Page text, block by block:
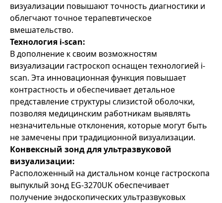
визуализации повышают точность диагностики и
облегчают точное терапевтическое
вмешательство.
Технология i-scan:
В дополнение к своим возможностям
визуализации гастроскоп оснащен технологией i-
scan. Эта инновационная функция повышает
контрастность и обеспечивает детальное
представление структуры слизистой оболочки,
позволяя медицинским работникам выявлять
незначительные отклонения, которые могут быть
не замечены при традиционной визуализации.
Конвексный зонд для ультразвуковой
визуализации:
Расположенный на дистальном конце гастроскопа
выпуклый зонд EG-3270UK обеспечивает
получение эндоскопических ультразвуковых